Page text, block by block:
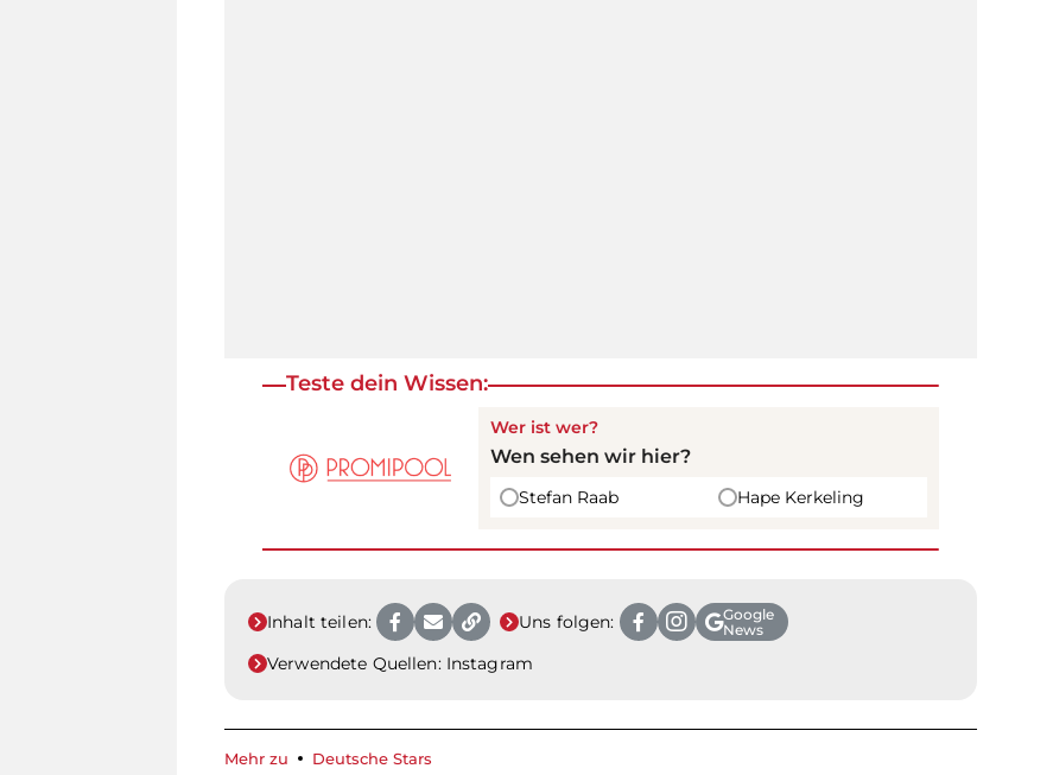
Teste dein Wissen:
Wer ist wer?
Wen sehen wir hier?
Stefan Raab Hape Kerkeling
Inhalt teilen: Uns folgen:
Google
News
Verwendete Quellen: Instagram
Mehr zu Deutsche Stars